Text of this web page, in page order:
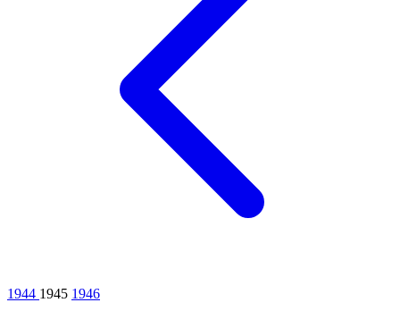
1944 1945 1946